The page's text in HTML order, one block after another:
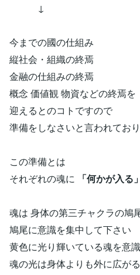
↓
今までの國の仕組み
縦社会・組織の終焉
金融の仕組みの終焉
概念 価値観 物資などの終焉を
迎えるとのコトですので
準備をしなさいと言われてお
この準備とは
それぞれの魂に 「何かが入る」
魂は 身体の第三チャクラの鳩
鳩尾に意識を集中して下さい
黄色に光り輝いている魂を意
魂の光は身体よりも外に広が